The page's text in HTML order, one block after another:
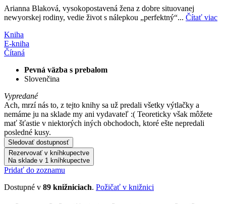
Arianna Blaková, vysokopostavená žena z dobre situovanej
newyorskej rodiny, vedie život s nálepkou „perfektný“... Čítať viac
Kniha
E-kniha
Čítaná
Pevná väzba s prebalom
Slovenčina
Vypredané
Ach, mrzí nás to, z tejto knihy sa už predali všetky výtlačky a
nemáme ju na sklade my ani vydavateľ :( Teoreticky však môžete
mať šťastie v niektorých iných obchodoch, ktoré ešte nepredali
posledné kusy.
Sledovať dostupnosť
Rezervovať v kníhkupectve
Na sklade v 1 kníhkupectve
Pridať do zoznamu
Dostupné v 89 knižniciach. Požičať v knižnici